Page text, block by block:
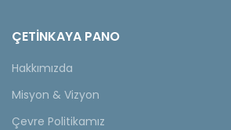
ÇETINKAYA PANO
Hakkımızda
Misyon & Vizyon
Çevre Politikamız